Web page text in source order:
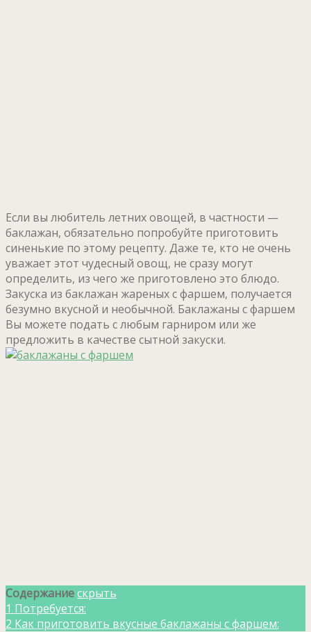
Если вы любитель летних овощей, в частности —
баклажан, обязательно попробуйте приготовить
синенькие по этому рецепту. Даже те, кто не очень
уважает этот чудесный овощ, не сразу могут
определить, из чего же приготовлено это блюдо.
Закуска из баклажан жареных с фаршем, получается
безумно вкусной и необычной. Баклажаны с фаршем
Вы можете подать с любым гарниром или же
предложить в качестве сытной закуски.
Содержаниескрыть
1 Потребуется:
2 Как приготовить вкусные баклажаны с фаршем: